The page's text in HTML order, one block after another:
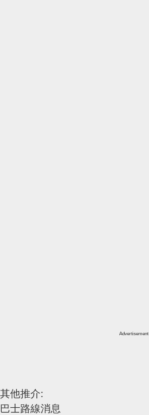
Advertisement
其他推介:
巴士路線消息